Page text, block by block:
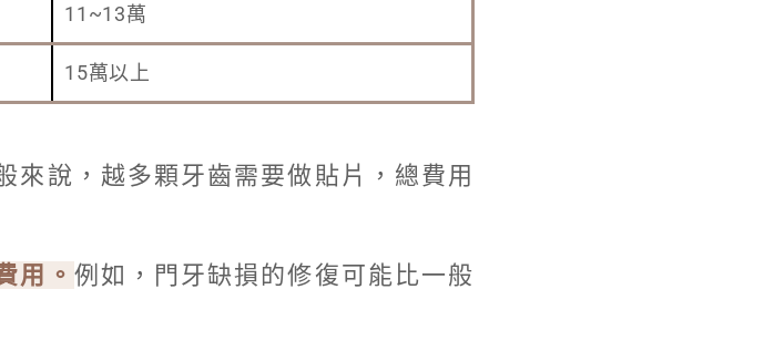
11~13萬
15萬以上
來說，越多顆牙齒需要做貼片，總費用
用。 例如，門牙缺損的修復可能比一般